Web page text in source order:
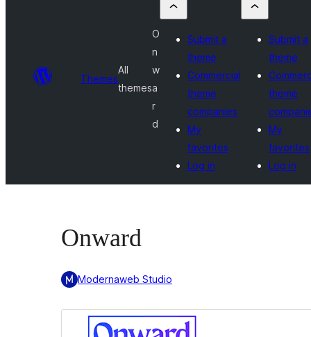
Themes
All
themes
O
n
w
a
r
d
Submit a
theme
Commercial
theme
companies
My
favorites
Log in
Submit a
theme
theme
My
favorites
Log in
Onward
Modernaweb Studio